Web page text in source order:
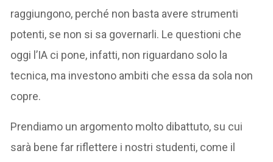
raggiungono, perché non basta avere strumenti
potenti, se non si sa governarli. Le questioni che
oggi l’IA ci pone, infatti, non riguardano solo la
tecnica, ma investono ambiti che essa da sola non
copre.
Prendiamo un argomento molto dibattuto, su cui
sarà bene far riflettere i nostri studenti, come il